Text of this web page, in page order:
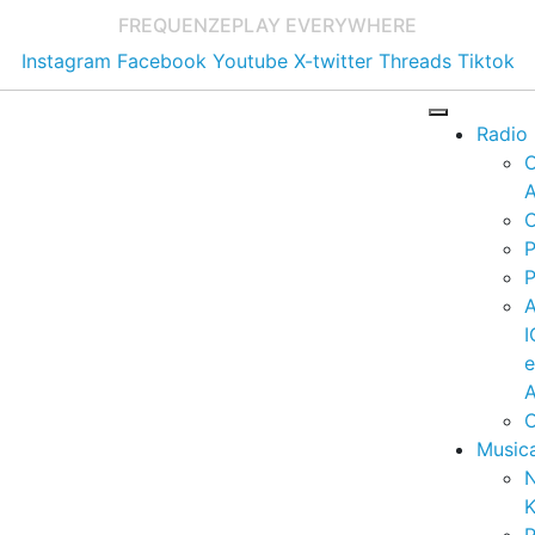
FREQUENZEPLAY EVERYWHERE
Instagram Facebook Youtube X-twitter Threads Tiktok
Radio
e